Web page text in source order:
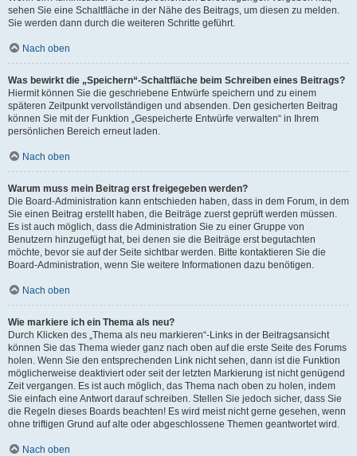
sehen Sie eine Schaltfläche in der Nähe des Beitrags, um diesen zu melden.
Sie werden dann durch die weiteren Schritte geführt.
Nach oben
Was bewirkt die „Speichern“-Schaltfläche beim Schreiben eines Beitrags?
Hiermit können Sie die geschriebene Entwürfe speichern und zu einem
späteren Zeitpunkt vervollständigen und absenden. Den gesicherten Beitrag
können Sie mit der Funktion „Gespeicherte Entwürfe verwalten“ in Ihrem
persönlichen Bereich erneut laden.
Nach oben
Warum muss mein Beitrag erst freigegeben werden?
Die Board-Administration kann entschieden haben, dass in dem Forum, in dem
Sie einen Beitrag erstellt haben, die Beiträge zuerst geprüft werden müssen.
Es ist auch möglich, dass die Administration Sie zu einer Gruppe von
Benutzern hinzugefügt hat, bei denen sie die Beiträge erst begutachten
möchte, bevor sie auf der Seite sichtbar werden. Bitte kontaktieren Sie die
Board-Administration, wenn Sie weitere Informationen dazu benötigen.
Nach oben
Wie markiere ich ein Thema als neu?
Durch Klicken des „Thema als neu markieren“-Links in der Beitragsansicht
können Sie das Thema wieder ganz nach oben auf die erste Seite des Forums
holen. Wenn Sie den entsprechenden Link nicht sehen, dann ist die Funktion
möglicherweise deaktiviert oder seit der letzten Markierung ist nicht genügend
Zeit vergangen. Es ist auch möglich, das Thema nach oben zu holen, indem
Sie einfach eine Antwort darauf schreiben. Stellen Sie jedoch sicher, dass Sie
die Regeln dieses Boards beachten! Es wird meist nicht gerne gesehen, wenn
ohne triftigen Grund auf alte oder abgeschlossene Themen geantwortet wird.
Nach oben